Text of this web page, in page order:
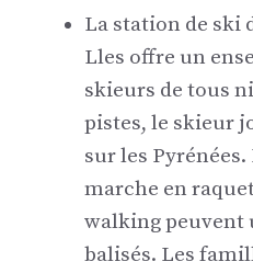
La station de ski
Lles offre un
skieurs de tous
pistes, le skieur
sur les
marche en
walking peuvent
balisés. Les